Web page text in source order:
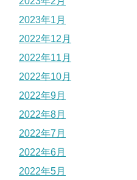
2023年1月
2022年12月
2022年11月
2022年10月
2022年9月
2022年8月
2022年7月
2022年6月
2022年5月